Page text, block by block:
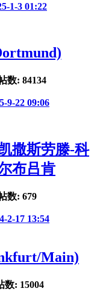
1-3 01:22
数: 84134
9-22 09:06
撒斯劳滕-科
布吕肯
数: 679
2-17 13:54
Main)
数: 15004